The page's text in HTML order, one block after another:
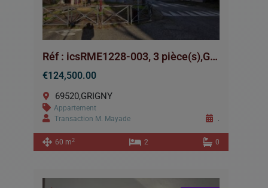
Réf : icsRME1228-003, 3 pièce(s),GRIGNY
€124,500.00
69520,GRIGNY
Appartement
Transaction M. Mayade
.
60 m2 2 0